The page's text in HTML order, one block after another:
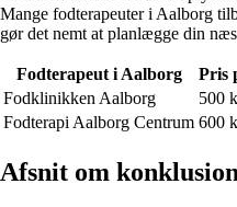
Mange fodterapeuter i Aalborg
gør det nemt at planlægge din
Fodterapeut i Aalborg
Pris
Fodklinikken Aalborg
500
Fodterapi Aalborg Centrum 600
Afsnit om konklusion